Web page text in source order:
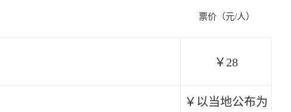
票价（元/人）
￥28
￥以当地公布为